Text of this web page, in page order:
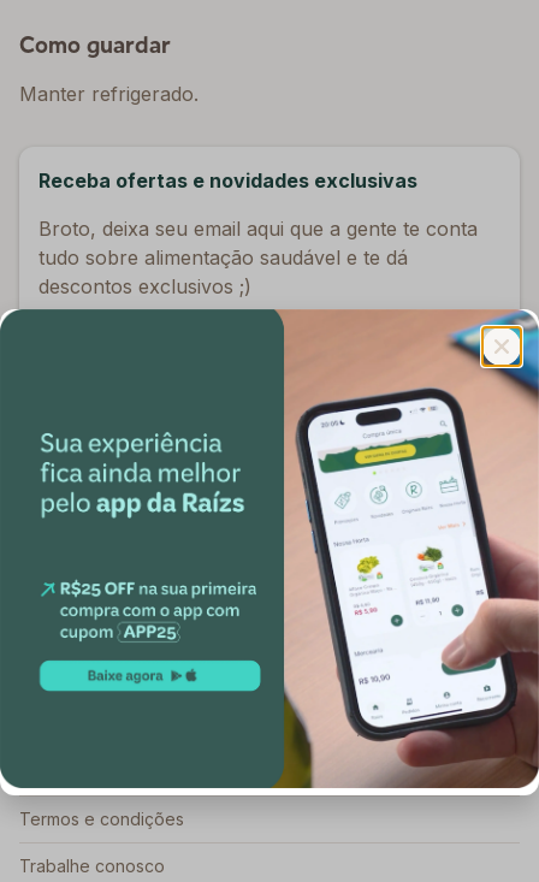
Como guardar
Manter refrigerado.
Receba ofertas e novidades exclusivas
Broto, deixa seu email aqui que a gente te conta
tudo sobre alimentação saudável e te dá
descontos exclusivos ;)
Confirmar
Institucional
Porque Raízs
Blog Raízs
Termos e condições
Trabalhe conosco